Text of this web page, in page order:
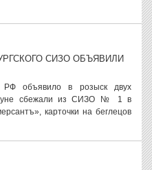
СИЗО ОБЪЯВИЛИ
РФ объявило в розыск двух
сбежали из СИЗО № 1 в
карточки на беглецов